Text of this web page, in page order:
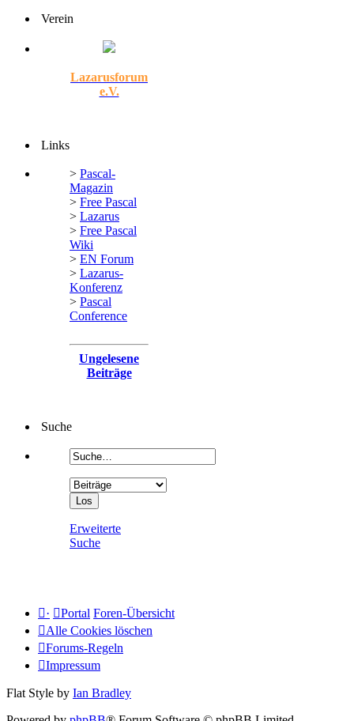
Verein
Lazarusforum
e.V.
Links
> Pascal-
Magazin
> Free Pascal
> Lazarus
> Free Pascal
Wiki
> EN Forum
> Lazarus-
Konferenz
> Pascal
Conference
Ungelesene
Beiträge
Suche
Erweiterte
Suche
· Portal Foren-Übersicht
Alle Cookies löschen
Forums-Regeln
Impressum
Flat Style by Ian Bradley